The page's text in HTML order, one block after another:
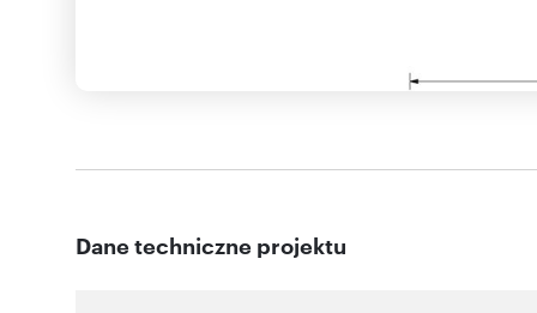
Dane techniczne projektu